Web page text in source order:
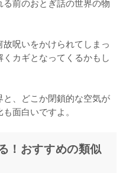
呪いをかけられてしまっ
カギとなってくるかもし
、どこか閉鎖的な空気が
面白いですよ。
！おすすめの類似